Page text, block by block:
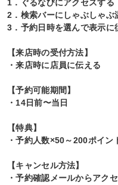
1．ぐるなびにアクセスする
2．検索バーにしゃぶしゃ
3．予約日時を選んで表示に
【来店時の受付方法】
・来店時に店員に伝える
【予約可能期間】
・14日前〜当日
【特典】
・予約人数×50～200ポイン
【キャンセル方法】
・予約確認メールからアク